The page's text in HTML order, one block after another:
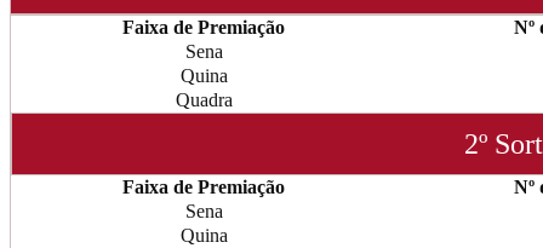
Faixa de Premiação
Nº
Sena
Quina
Quadra
2º
Faixa de Premiação
Nº
Sena
Quina